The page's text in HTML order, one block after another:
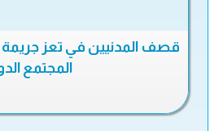
قصف المدنيين في تعز
المجتمع